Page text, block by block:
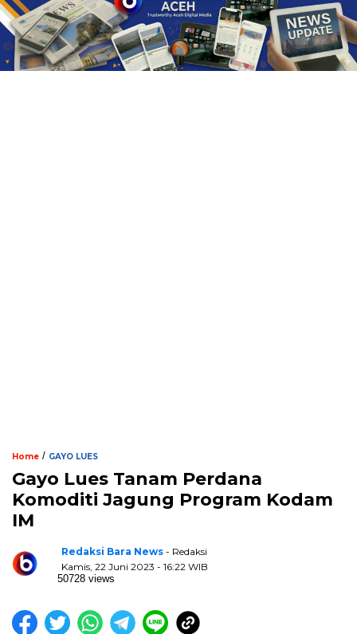
Home / GAYO LUES
Gayo Lues Tanam Perdana
Komoditi Jagung Program Kodam
IM
Redaksi Bara News - Redaksi
Kamis, 22 Juni 2023 - 16:22 WIB
50728 views